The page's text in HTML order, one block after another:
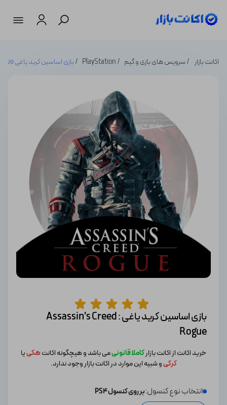
اکانت بازار سرویس های بازی و گیم PlayStation بازی اساسین کرید یاغی Assassin's Creed : Rogue
بازی اساسین کرید یاغی Assassin's Creed :
Rogue
خرید اکانت از اکانت بازارکاملا قانونیمی باشد و هیچگونه اکانتهکییا
کرکیو شبیه این موارد در اکانت بازار وجود ندارد.
انتخاب نوع کنسول:بر روی کنسول PS4